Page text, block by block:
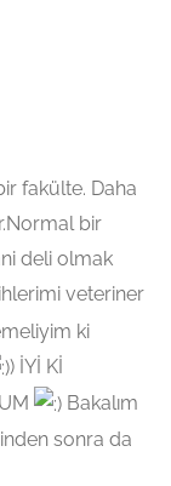
fakülte. Daha
bir
deli olmak
veteriner
ki
) İYİ Kİ
Bakalım
sonra da